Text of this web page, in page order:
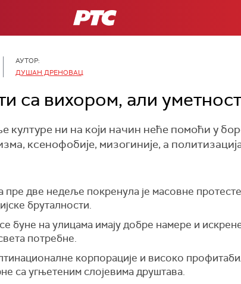
РТС
АУТОР:
ДУШАН ДРЕНОВАЦ
са вихором, али
културе ни на који начин неће помоћи у
ксенофобије, мизогиније, а
две недеље покренула је масовне
бруталности.
буне на улицама имају добре намере и
потребне.
корпорације и високо
са угњетеним слојевима друштава.